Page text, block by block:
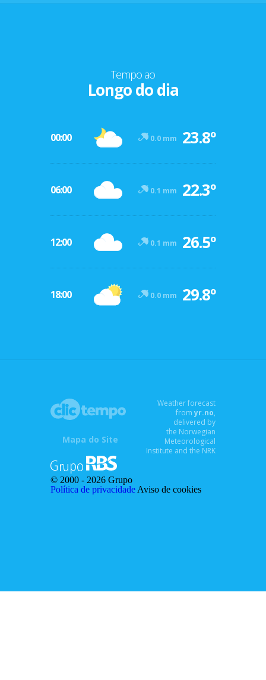
Tempo ao
Longo do dia
00:00 0.0 mm 23.8º
06:00 0.1 mm 22.3º
12:00 0.1 mm 26.5º
18:00 0.0 mm 29.8º
Mapa do Site
Weather forecast
fromyr.no,
delivered by
the Norwegian
Meteorological
Institute and the NRK
© 2000 - 2026 Grupo
Política de privacidade Aviso de cookies